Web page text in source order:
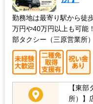
勤務地は最寄り駅から徒
万円や40万円以上も可能
部タクシー（三原営業所
【東
所）】